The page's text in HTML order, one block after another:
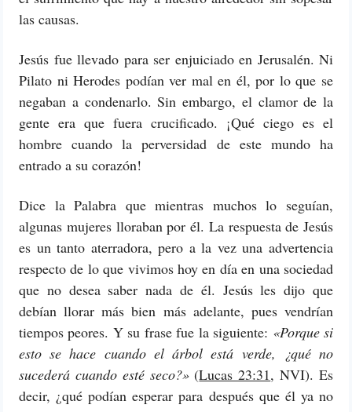
las causas.
Jesús fue llevado para ser enjuiciado en Jerusalén. Ni
Pilato ni Herodes podían ver mal en él, por lo que se
negaban a condenarlo. Sin embargo, el clamor de la
gente era que fuera crucificado. ¡Qué ciego es el
hombre cuando la perversidad de este mundo ha
entrado a su corazón!
Dice la Palabra que mientras muchos lo seguían,
algunas mujeres lloraban por él. La respuesta de Jesús
es un tanto aterradora, pero a la vez una advertencia
respecto de lo que vivimos hoy en día en una sociedad
que no desea saber nada de él. Jesús les dijo que
debían llorar más bien más adelante, pues vendrían
tiempos peores. Y su frase fue la siguiente: «Porque si
esto se hace cuando el árbol está verde, ¿qué no
sucederá cuando esté seco?»(Lucas 23:31, NVI). Es
decir, ¿qué podían esperar para después que él ya no